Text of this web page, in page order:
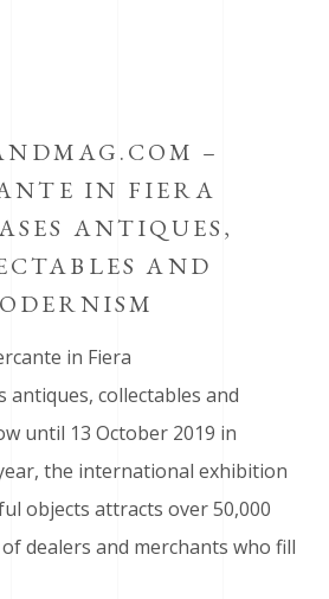
–
IN FIERA
ANTIQUES,
AND
in Fiera
antiques, collectables and
until 13 October 2019 in
the international exhibition
objects attracts over 50,000
dealers and merchants who fill